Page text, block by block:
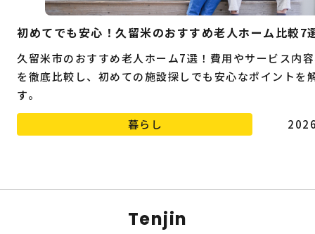
初めてでも安心！久留米のおすすめ老人ホーム比較7
久留米市のおすすめ老人ホーム7選！費用やサービス内
を徹底比較し、初めての施設探しでも安心なポイントを
す。
暮らし
Tenjin